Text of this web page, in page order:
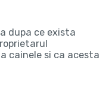
dupa ce exista
cainele si ca acesta